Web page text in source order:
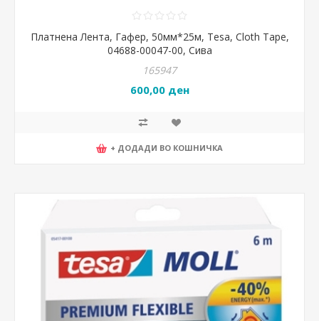
Платнена Лента, Гафер, 50мм*25м, Tesa, Cloth Tape,
04688-00047-00, Сива
165947
600,00 ден
+ ДОДАДИ ВО КОШНИЧКА